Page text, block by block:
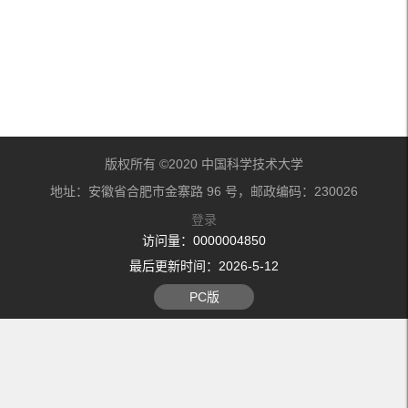
版权所有 ©2020 中国科学技术大学
地址：安徽省合肥市金寨路 96 号，邮政编码：230026
登录
访问量： 0000004850
最后更新时间： 2026-5-12
PC版